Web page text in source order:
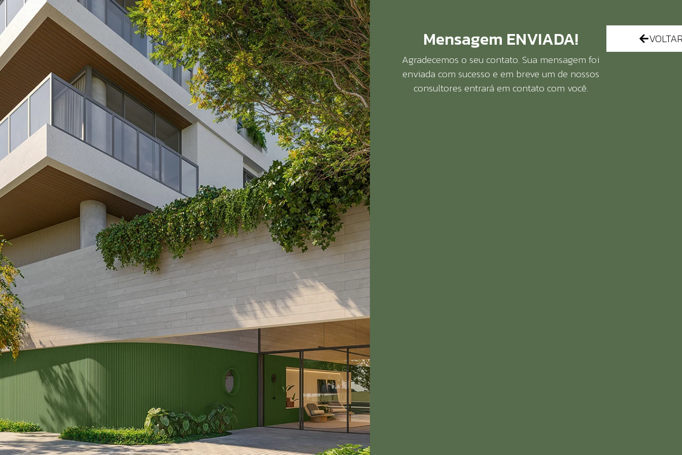
Mensagem ENVIADA!
Agradecemos o seu contato. Sua mensagem foi
enviada com sucesso e em breve um de nossos
consultores entrará em contato com você.